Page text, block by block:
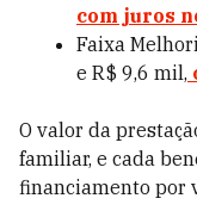
com juros
Faixa
e R$ 9,6 mil,
O valor da
familiar, e cada
financiamento por